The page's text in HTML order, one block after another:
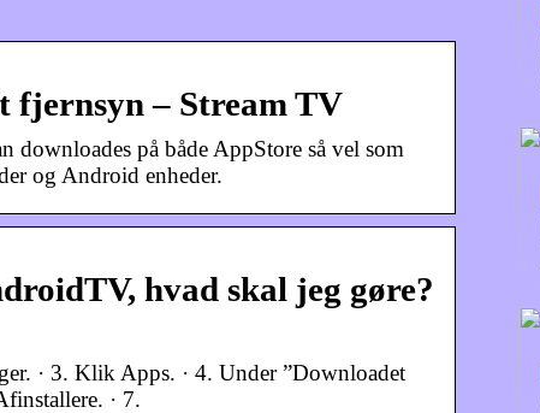
fjernsyn – Stream TV
på både AppStore så vel som
og Android enheder.
hvad skal jeg gøre?
· 3. Klik Apps. · 4. Under ”Downloadet
· 7.